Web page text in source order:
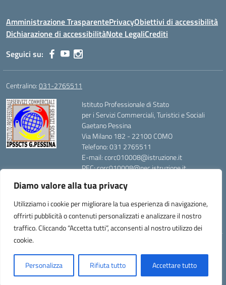
Diamo valore alla tua privacy
Utilizziamo i cookie per migliorare la tua esperienza di navigazione,
offrirti pubblicità o contenuti personalizzati e analizzare il nostro
traffico. Cliccando “Accetta tutti”, acconsenti al nostro utilizzo dei
cookie.
Personalizza Rifiuta tutto Accettare tutto
Amministrazione TrasparentePrivacyObiettivi di accessibilità
Dichiarazione di accessibilitàNote LegaliCrediti
Seguici su:
Centralino:031-2765511
Istituto Professionale di Stato
per i Servizi Commerciali, Turistici e Sociali
Gaetano Pessina
Via Milano 182 - 22100 COMO
Telefono: 031 2765511
E-mail: corc010008@istruzione.it
PEC: corc010008@pec.istruzione.it
Codice Fiscale: 80014420139